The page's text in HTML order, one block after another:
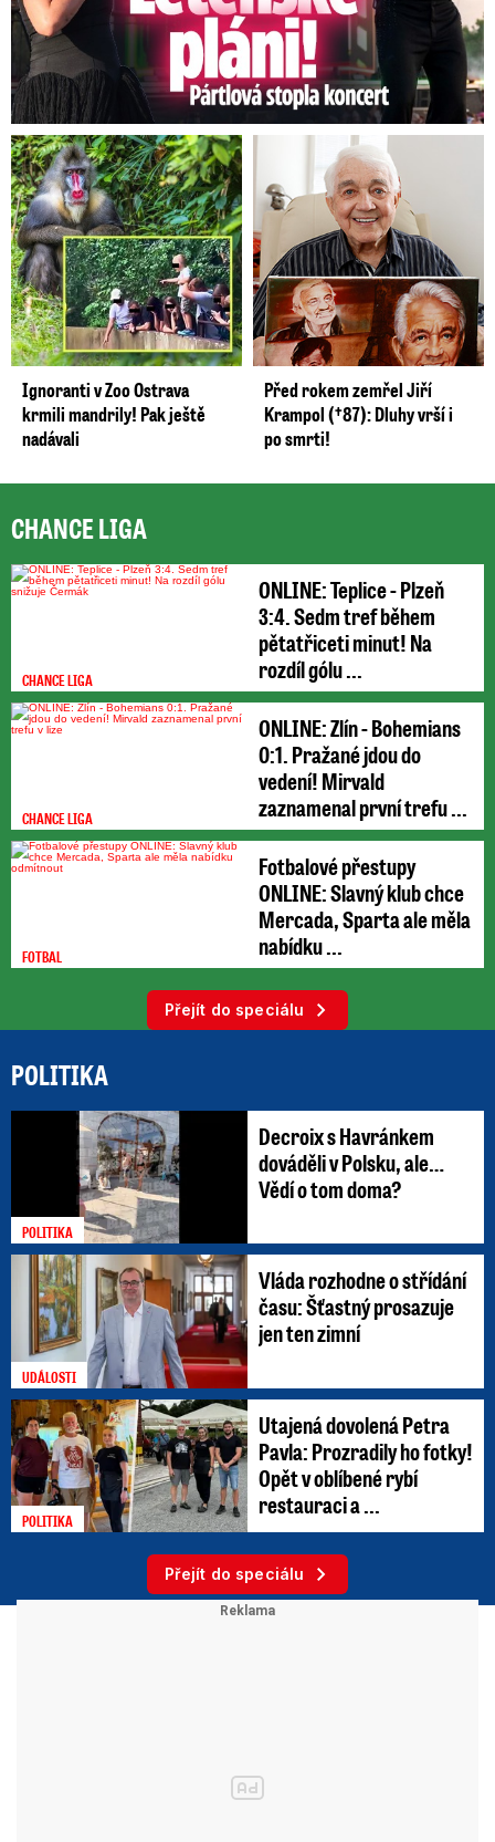
Ignoranti v Zoo Ostrava
krmili mandrily! Pak ještě
nadávali
Před rokem zemřel Jiří
Krampol (†87): Dluhy vrší i
po smrti!
CHANCE LIGA
CHANCE LIGA
ONLINE: Teplice - Plzeň
3:4. Sedm tref během
pětatřiceti minut! Na
rozdíl gólu ...
CHANCE LIGA
ONLINE: Zlín - Bohemians
0:1. Pražané jdou do
vedení! Mirvald
zaznamenal první trefu ...
FOTBAL
Fotbalové přestupy
ONLINE: Slavný klub chce
Mercada, Sparta ale měla
nabídku ...
Přejít do speciálu
POLITIKA
POLITIKA
Decroix s Havránkem
dováděli v Polsku, ale…
Vědí o tom doma?
UDÁLOSTI
Vláda rozhodne o střídání
času: Šťastný prosazuje
jen ten zimní
POLITIKA
Utajená dovolená Petra
Pavla: Prozradily ho fotky!
Opět v oblíbené rybí
restauraci a ...
Přejít do speciálu